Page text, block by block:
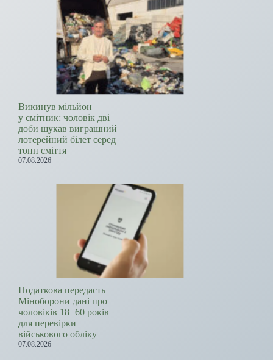
Викинув мільйон
у смітник: чоловік дві
доби шукав виграшний
лотерейний білет серед
тонн сміття
07.08.2026
Податкова передасть
Міноборони дані про
чоловіків 18−60 років
для перевірки
військового обліку
07.08.2026